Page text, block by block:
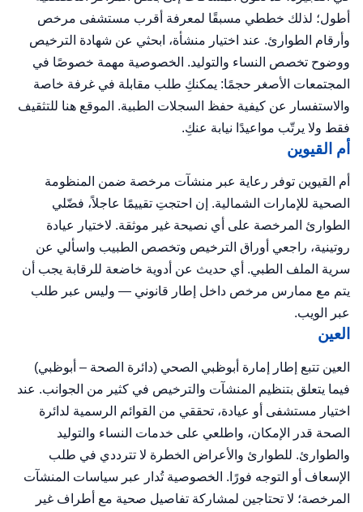
أطول؛ لذلك خططي مسبقًا لمعرفة أقرب مستشفى مرخص
وأرقام الطوارئ. عند اختيار منشأة، ابحثي عن شهادة الترخيص
ووضوح تخصص النساء والتوليد. الخصوصية مهمة خصوصًا في
المجتمعات الأصغر حجمًا: يمكنكِ طلب مقابلة في غرفة خاصة
والاستفسار عن كيفية حفظ السجلات الطبية. الموقع هنا للتثقيف
فقط ولا يرتّب مواعيدًا نيابة عنكِ.
أم القيوين
أم القيوين توفر رعاية عبر منشآت مرخصة ضمن المنظومة
الصحية للإمارات الشمالية. إن احتجتِ تقييمًا عاجلاً، فضّلي
الطوارئ المرخصة على أي نصيحة غير موثقة. لاختيار عيادة
روتينية، راجعي أوراق الترخيص وتخصص الطبيب واسألي عن
سرية الملف الطبي. أي حديث عن أدوية خاضعة للرقابة يجب أن
يتم مع ممارس مرخص داخل إطار قانوني — وليس عبر طلب
عبر الويب.
العين
العين تتبع إطار إمارة أبوظبي الصحي (دائرة الصحة – أبوظبي)
فيما يتعلق بتنظيم المنشآت والترخيص في كثير من الجوانب. عند
اختيار مستشفى أو عيادة، تحققي من القوائم الرسمية لدائرة
الصحة قدر الإمكان، واطلعي على خدمات النساء والتوليد
والطوارئ. للطوارئ والأعراض الخطرة لا تترددي في طلب
الإسعاف أو التوجه فورًا. الخصوصية تُدار عبر سياسات المنشآت
المرخصة؛ لا تحتاجين لمشاركة تفاصيل صحية مع أطراف غير